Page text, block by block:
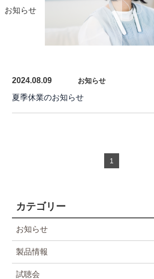
お知らせ
2024.08.09 お知らせ
夏季休業のお知らせ
1
カテゴリー
お知らせ
製品情報
試聴会